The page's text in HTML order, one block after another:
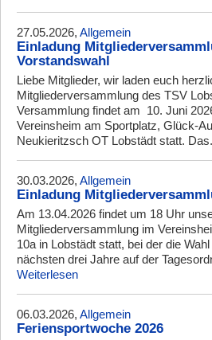
27.05.2026, Allgemein
Einladung
Vorstandswahl
Liebe Mitglieder, wir laden euch
Mitgliederversammlung des TSV
Versammlung findet am 10. Juni
Vereinsheim am Sportplatz, Glück-
Neukieritzsch OT Lobstädt statt.
30.03.2026, Allgemein
Einladung
Am 13.04.2026 findet um 18 Uhr
Mitgliederversammlung im
10a in Lobstädt statt, bei der die
nächsten drei Jahre auf der
Weiterlesen
06.03.2026, Allgemein
Feriensportwoche 2026